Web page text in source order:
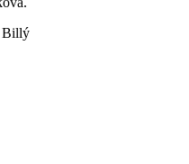
Billý